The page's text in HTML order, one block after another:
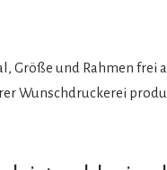
Größe und Rahmen frei
Wunschdruckerei